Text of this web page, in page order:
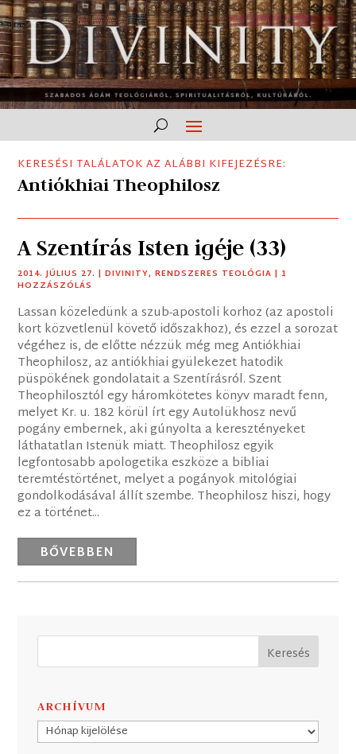
KERESÉSI TALÁLATOK AZ ALÁBBI KIFEJEZÉSRE:
Antiókhiai Theophilosz
A Szentírás Isten igéje (33)
2014. JÚLIUS 27. |DIVINITY,RENDSZERES TEOLÓGIA | 1
HOZZÁSZÓLÁS
Lassan közeledünk a szub-apostoli korhoz (az apostoli
kort közvetlenül követő időszakhoz), és ezzel a sorozat
végéhez is, de előtte nézzük még meg Antiókhiai
Theophilosz, az antiókhiai gyülekezet hatodik
püspökének gondolatait a Szentírásról. Szent
Theophilosztól egy háromkötetes könyv maradt fenn,
melyet Kr. u. 182 körül írt egy Autolükhosz nevű
pogány embernek, aki gúnyolta a keresztényeket
láthatatlan Istenük miatt. Theophilosz egyik
legfontosabb apologetika eszköze a bibliai
teremtéstörténet, melyet a pogányok mitológiai
gondolkodásával állít szembe. Theophilosz hiszi, hogy
ez a történet...
BŐVEBBEN
ARCHÍVUM
Archívum